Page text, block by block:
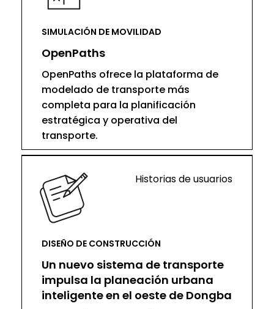
SIMULACIÓN DE MOVILIDAD
OpenPaths
OpenPaths ofrece la plataforma de
modelado de transporte más
completa para la planificación
estratégica y operativa del
transporte.
Historias de usuarios
DISEÑO DE CONSTRUCCIÓN
Un nuevo sistema de transporte
impulsa la planeación urbana
inteligente en el oeste de Dongba